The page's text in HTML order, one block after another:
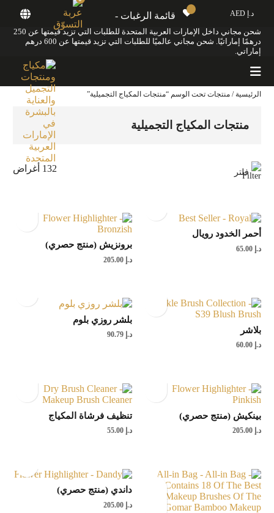
شحن مجاني داخل الإمارات العربية المتحدة للطلبات التي تزيد قيمتها عن 250
درهمًا إماراتيًا. شحن مجاني عالميًا للطلبات التي تزيد قيمتها عن 600 درهم
إماراتي.
الرئيسية / منتجات تحت الوسم “منتجات المكياج التجميلية”
منتجات المكياج التجميلية
فلتر 132 أغراض
أحمر الخدود رويال
د.إ 65.00 برونزيش (منتج حصري)
د.إ 205.00
بلاشر
د.إ 60.00
بلشر روزي بلوم
د.إ 90.79
بينكيش (منتج حصري)
د.إ 205.00
تنظيف فرشاة المكياج
د.إ 55.00
داندي (منتج حصري)
د.إ 205.00
د.إ AED قائمة الرغبات -